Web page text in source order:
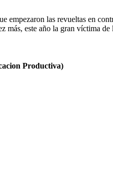
empezaron las revueltas en
más, este año la gran víctima
Productiva)